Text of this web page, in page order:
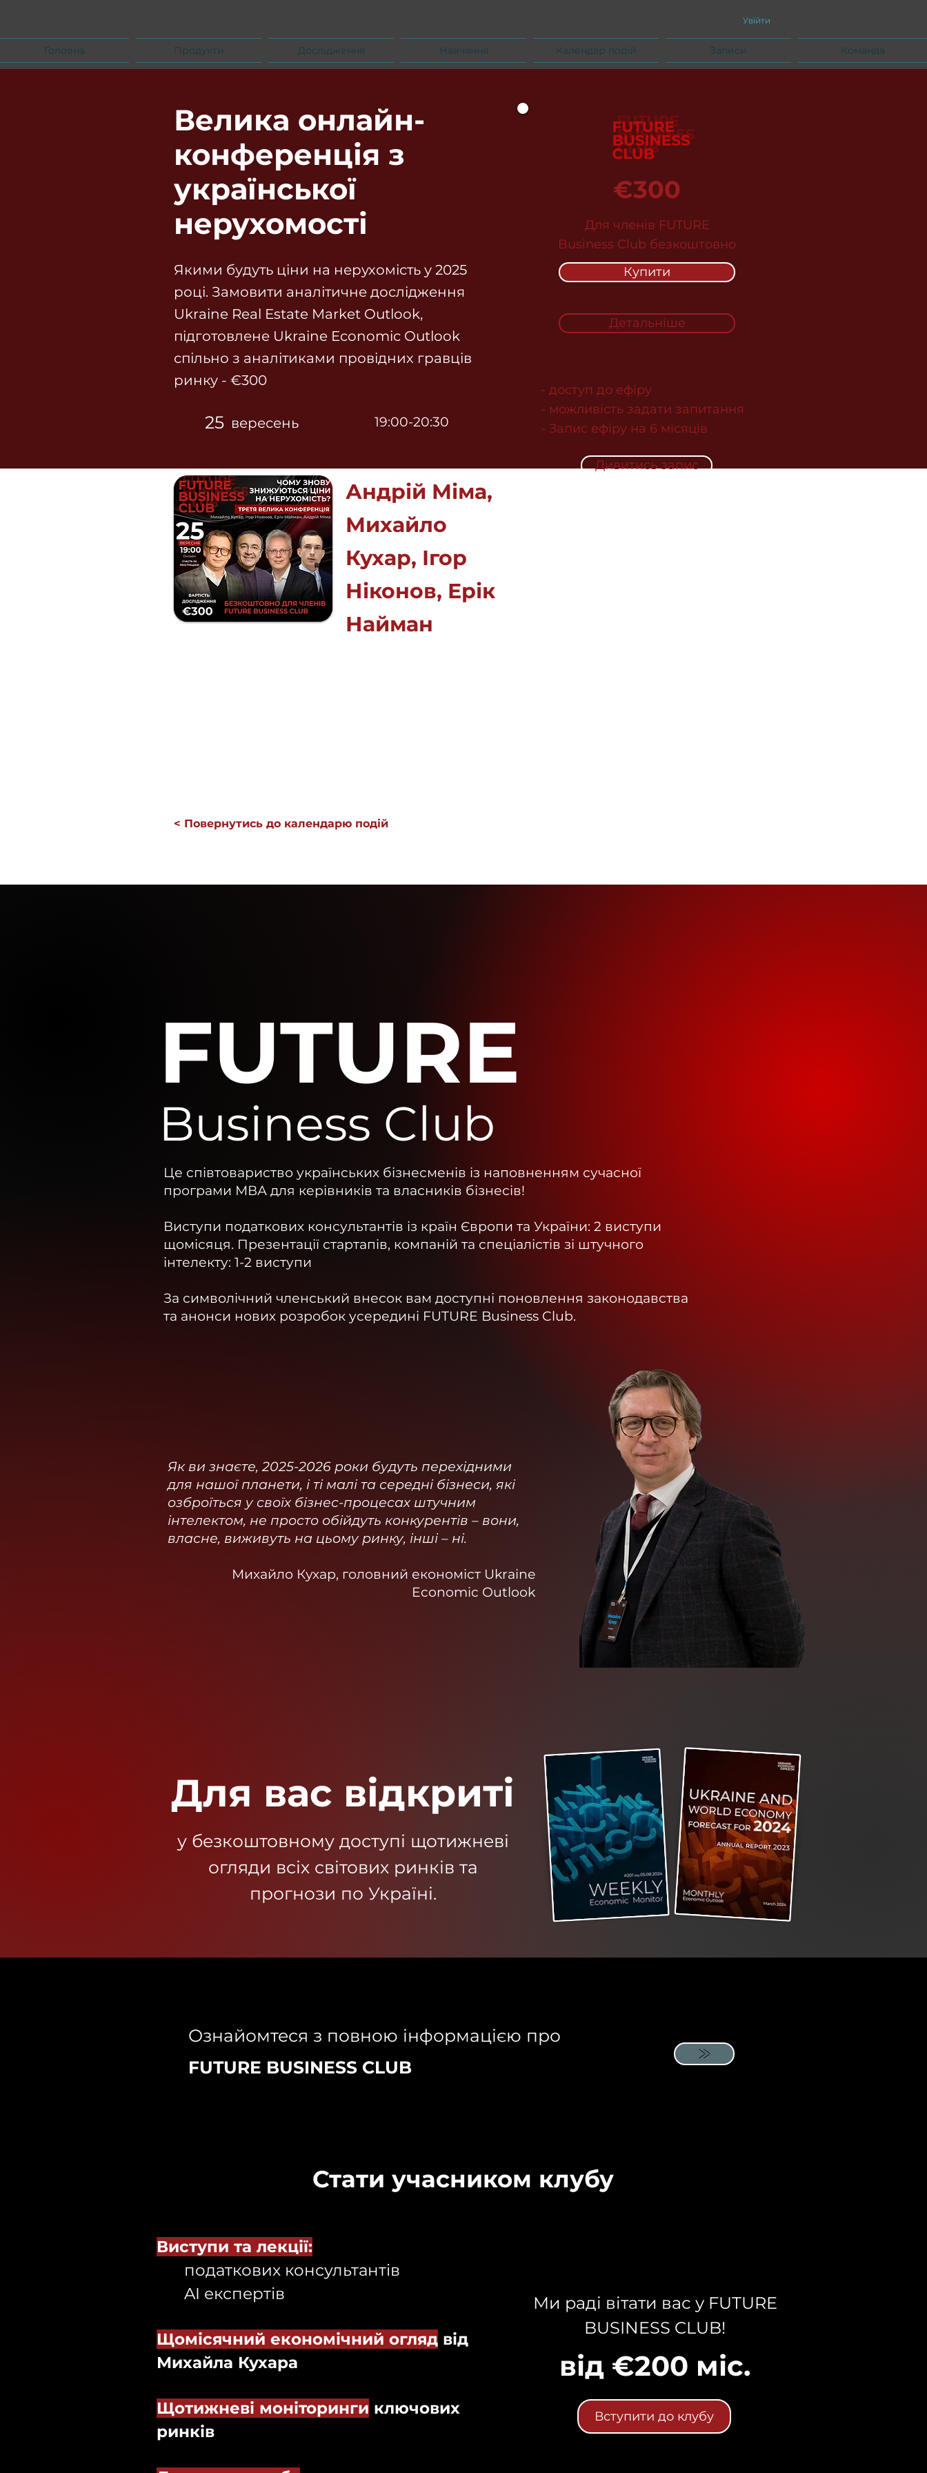
Увійти
Головна Продукти Дослідження Навчання Календар подій Записи Команда
Велика онлайн-
конференція з
української
нерухомості
Якими будуть ціни на нерухомість у 2025
році. Замовити аналітичне дослідження
Ukraine Real Estate Market Outlook,
підготовлене Ukraine Economic Outlook
спільно з аналітиками провідних гравців
ринку - €300
25 вересень 19:00-20:30
€300
Для членів FUTURE
Business Club безкоштовно
Купити
Детальніше
- доступ до ефіру
- можливість задати запитання
- Запис ефіру на 6 місяців
Дивитись запис
Андрій Міма,
Михайло
Кухар, Ігор
Ніконов, Ерік
Найман
< Повернутись до календарю подій
FUTURE
Business Club
Це співтовариство українських бізнесменів із наповненням сучасної
програми МВА для керівників та власників бізнесів!
Виступи податкових консультантів із країн Європи та України: 2 виступи
щомісяця. Презентації стартапів, компаній та спеціалістів зі штучного
інтелекту: 1-2 виступи
За символічний членський внесок вам доступні поновлення законодавства
та анонси нових розробок усередині FUTURE Business Club.
Як ви знаєте, 2025-2026 роки будуть перехідними
для нашої планети, і ті малі та середні бізнеси, які
озброїться у своїх бізнес-процесах штучним
інтелектом, не просто обійдуть конкурентів – вони,
власне, виживуть на цьому ринку, інші – ні.
Михайло Кухар, головний економіст Ukraine
Economic Outlook
Для вас відкриті
у безкоштовному доступі щотижневі
огляди всіх світових ринків та
прогнози по Україні.
Ознайомтеся з повною інформацією про
FUTURE BUSINESS CLUB
Стати учасником клубу
Виступи та лекції:
податкових консультантів
AI експертів
Щомісячний економічний огляд від
Михайла Кухара
Щотижневі моніторинги ключових
ринків
Ми раді вітати вас у FUTURE
BUSINESS CLUB!
від €200 міс.
Вступити до клубу